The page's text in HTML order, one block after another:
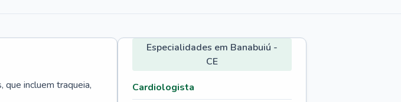
que incluem traqueia,
Especialidades em Banabuiú -
CE
Cardiologista